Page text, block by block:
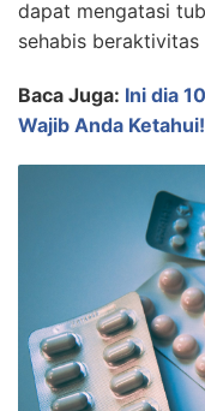
dapat mengatasi
sehabis beraktivitas
Baca Juga: Ini dia
Wajib Anda Ketahui!